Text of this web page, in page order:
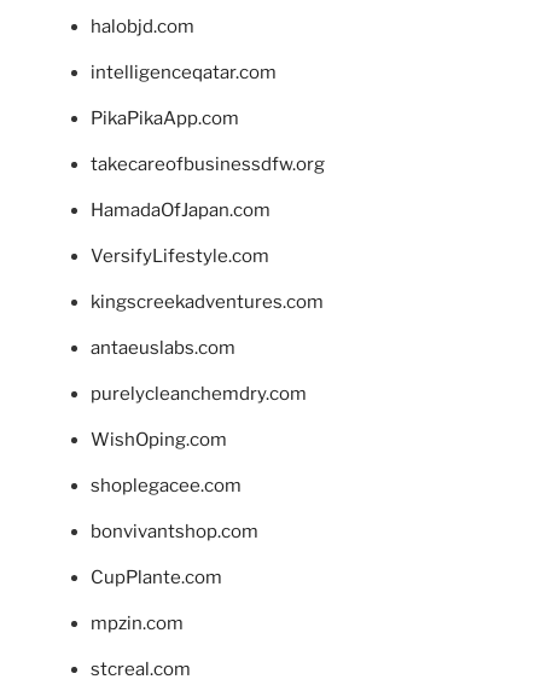
halobjd.com
intelligenceqatar.com
PikaPikaApp.com
takecareofbusinessdfw.org
HamadaOfJapan.com
VersifyLifestyle.com
kingscreekadventures.com
antaeuslabs.com
purelycleanchemdry.com
WishOping.com
shoplegacee.com
bonvivantshop.com
CupPlante.com
mpzin.com
stcreal.com